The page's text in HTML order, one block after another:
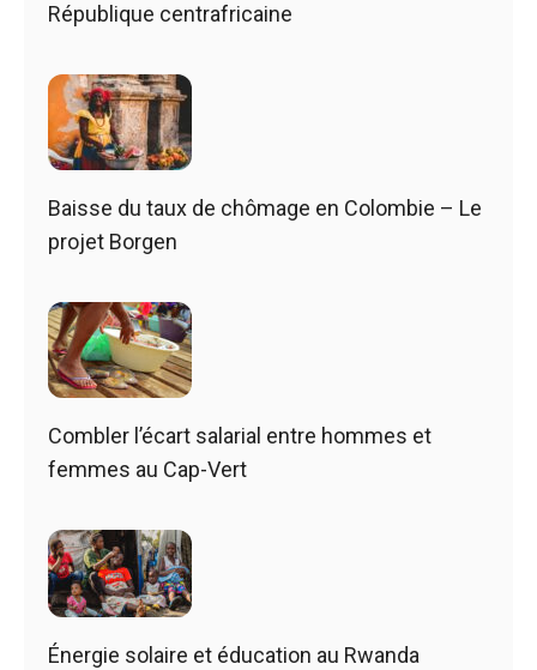
République centrafricaine
Baisse du taux de chômage en Colombie – Le
projet Borgen
Combler l’écart salarial entre hommes et
femmes au Cap-Vert
Énergie solaire et éducation au Rwanda